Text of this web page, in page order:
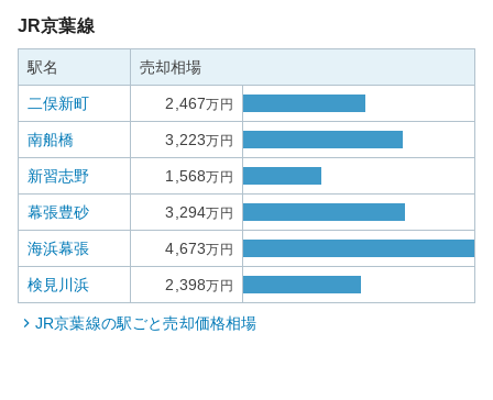
JR京葉線
駅名 売却相場
二俣新町 2,467万円
南船橋 3,223万円
新習志野 1,568万円
幕張豊砂 3,294万円
海浜幕張 4,673万円
検見川浜 2,398万円
JR京葉線の駅ごと売却価格相場